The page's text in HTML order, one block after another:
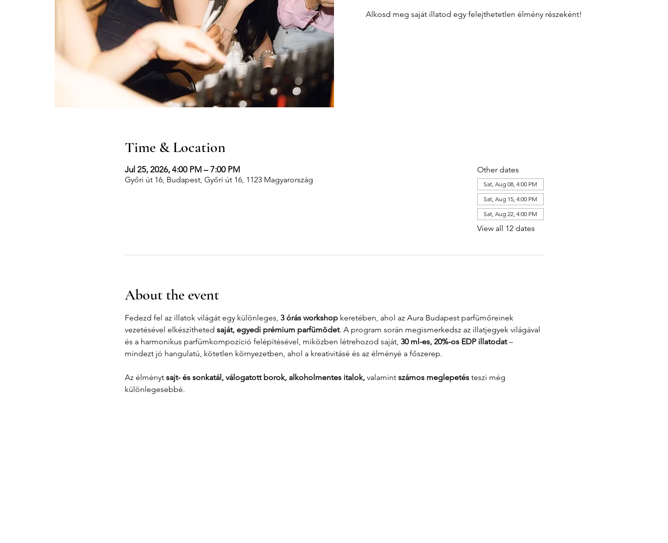
Alkosd meg saját illatod egy felejthetetlen élmény részeként!
Time & Location
Jul 25, 2026, 4:00 PM – 7:00 PM
Győri út 16, Budapest, Győri út 16, 1123 Magyarország
Other dates
Sat, Aug 08, 4:00 PM
Sat, Aug 15, 4:00 PM
Sat, Aug 22, 4:00 PM
View all 12 dates
About the event
Fedezd fel az illatok világát egy különleges, 3 órás workshop keretében, ahol az Aura Budapest parfümőreinek
vezetésével elkészítheted saját, egyedi prémium parfümödet. A program során megismerkedsz az illatjegyek világával
és a harmonikus parfümkompozíció felépítésével, miközben létrehozod saját, 30 ml-es, 20%-os EDP illatodat –
mindezt jó hangulatú, kötetlen környezetben, ahol a kreativitásé és az élményé a főszerep.
Az élményt sajt- és sonkatál, válogatott borok, alkoholmentes italok, valamint számos meglepetés teszi még
különlegesebbé.